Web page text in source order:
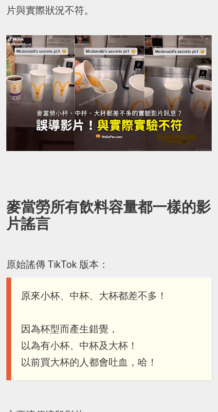
片與實際狀況不符。
麥當勞所有飲料容量都一樣的影
片謠言
原始謠傳 TikTok 版本：
原來小杯、中杯、大杯都差不多！
因為杯型而產生錯覺，
以為有小杯、中杯及大杯！
以前買大杯的人都會吐血，哈！